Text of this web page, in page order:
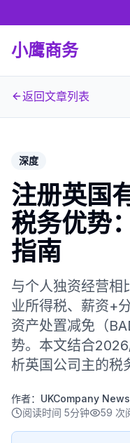
小鹰商务
返回文章列表
深度
注册英国
税务优势
指南
与个人独资经营相
业所得税、薪资+
资产处置减免（
势。本文结合
析英国公司主的税
作者： UKCompany News
阅读时间 5分钟 59 次